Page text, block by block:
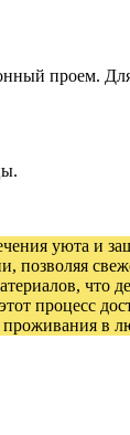
проем.
уюта и
позволяя
что
процесс
в